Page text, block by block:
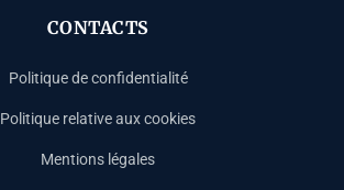
CONTACTS
Politique de confidentialité
Politique relative aux cookies
Mentions légales